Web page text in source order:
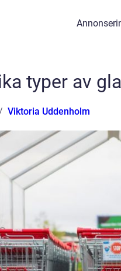
typer av
Viktoria Uddenholm